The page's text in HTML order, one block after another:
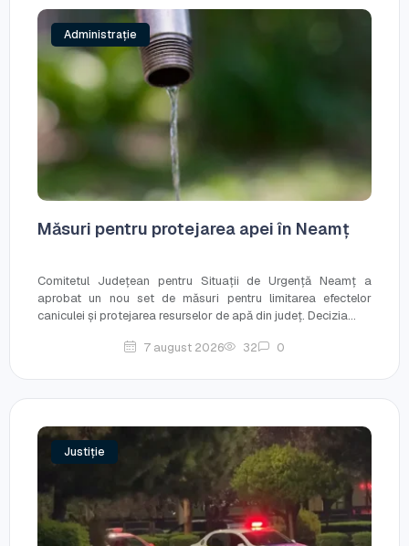
Administrație
Măsuri pentru protejarea apei în Neamț
Comitetul Județean pentru Situații de Urgență Neamț a
aprobat un nou set de măsuri pentru limitarea efectelor
caniculei și protejarea resurselor de apă din județ. Decizia...
7 august 2026 32 0
Justiție